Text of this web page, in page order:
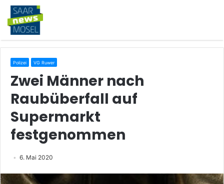
Polizei VG Ruwer
Zwei Männer nach
Raubüberfall auf
Supermarkt
festgenommen
6. Mai 2020